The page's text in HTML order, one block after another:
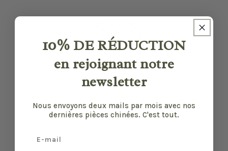
état et leurs défauts sont précisés quand il y
et certaines traces du temps peuvent nous
10% DE RÉDUCTION
en rejoignant notre
newsletter
Nous envoyons deux mails par mois avec nos
dernières pièces chinées. C'est tout.